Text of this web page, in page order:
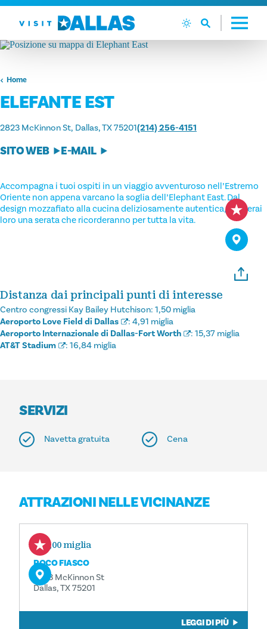
Vai al contenuto
Home
ELEFANTE EST
2823 McKinnon St Dallas, TX 75201(214) 256-4151
SITO WEB E-MAIL
Accompagna i tuoi ospiti in un viaggio avventuroso nell’Estremo
Oriente non appena varcano la soglia dell’Elephant East. Dal
design mozzafiato alla cucina deliziosamente autentica, regalerai
loro una serata che ricorderanno per tutta la vita.
Distanza dai principali punti di interesse
Centro congressi Kay Bailey Hutchison: 1,50 miglia
Aeroporto Love Field di Dallas
: 4,91 miglia
Aeroporto Internazionale di Dallas-Fort Worth
: 15,37 miglia
AT&T Stadium
: 16,84 miglia
SERVIZI
Navetta gratuita Cena
ATTRAZIONI NELLE VICINANZE
0,00 miglia
POCO FIASCO
2823 McKinnon St
Dallas, TX 75201
LEGGI DI PIÙ